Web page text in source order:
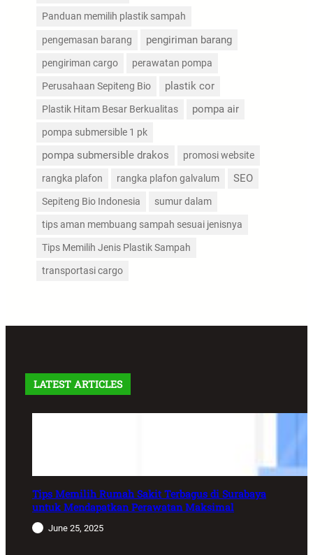
Panduan memilih plastik sampah
pengemasan barang pengiriman barang
pengiriman cargo perawatan pompa
Perusahaan Sepiteng Bio plastik cor
Plastik Hitam Besar Berkualitas pompa air
pompa submersible 1 pk
pompa submersible drakos promosi website
rangka plafon rangka plafon galvalum SEO
Sepiteng Bio Indonesia sumur dalam
tips aman membuang sampah sesuai jenisnya
Tips Memilih Jenis Plastik Sampah
transportasi cargo
LATEST ARTICLES
Tips Memilih Rumah Sakit Terbagus di Surabaya
untuk Mendapatkan Perawatan Maksimal
June 25, 2025